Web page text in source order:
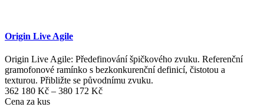
Origin Live Agile
Origin Live Agile: Předefinování špičkového zvuku. Referenční
gramofonové ramínko s bezkonkurenční definicí, čistotou a
texturou. Přibližte se původnímu zvuku.
362 180 Kč – 380 172 KčRozpětí
Cena za kus